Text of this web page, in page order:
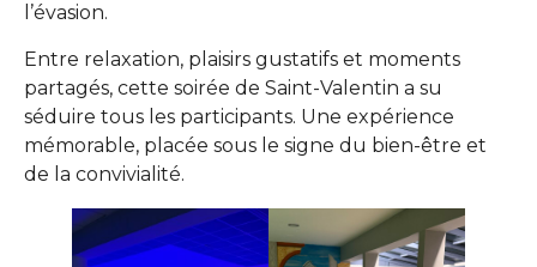
l’évasion.
Entre relaxation, plaisirs gustatifs et moments
partagés, cette soirée de Saint-Valentin a su
séduire tous les participants. Une expérience
mémorable, placée sous le signe du bien-être et
de la convivialité.